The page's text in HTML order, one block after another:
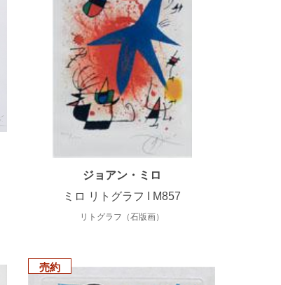
ジョアン・ミロ
ミロ リトグラフ I M857
リトグラフ（石版画）
売約